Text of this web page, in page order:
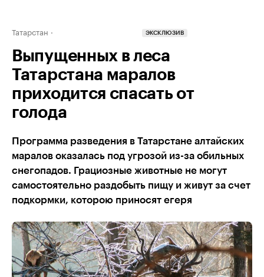
Татарстан ЭКСКЛЮЗИВ
Выпущенных в леса
Татарстана маралов
приходится спасать от
голода
Программа разведения в Татарстане алтайских
маралов оказалась под угрозой из-за обильных
снегопадов. Грациозные животные не могут
самостоятельно раздобыть пищу и живут за счет
подкормки, которою приносят егеря